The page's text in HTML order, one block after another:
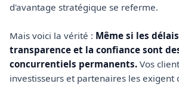
d'avantage stratégique se referme.
Mais voici la vérité : Même si les
transparence et la confiance sont
concurrentiels permanents. Vos
investisseurs et partenaires les exigent